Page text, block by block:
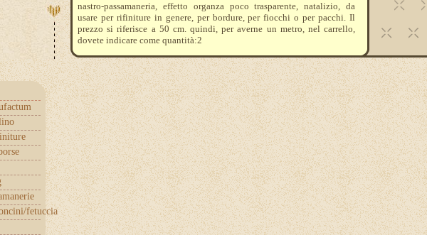
fetuccia
nastro-passamaneria, effetto organza poco trasparente, natalizio, da
usare per rifiniture in genere, per bordure, per fiocchi o per pacchi. Il
prezzo si riferisce a 50 cm. quindi, per averne un metro, nel carrello,
dovete indicare come quantità:2